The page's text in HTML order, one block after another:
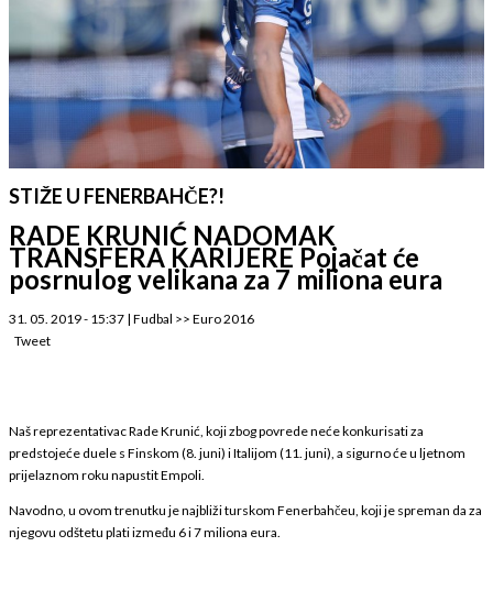
STIŽE U FENERBAHČE?!
RADE KRUNIĆ NADOMAK
TRANSFERA KARIJERE Pojačat će
posrnulog velikana za 7 miliona eura
31. 05. 2019 - 15:37 | Fudbal >> Euro 2016
Tweet
Naš reprezentativac Rade Krunić, koji zbog povrede neće konkurisati za
predstojeće duele s Finskom (8. juni) i Italijom (11. juni), a sigurno će u ljetnom
prijelaznom roku napustit Empoli.
Navodno, u ovom trenutku je najbliži turskom Fenerbahčeu, koji je spreman da za
njegovu odštetu plati između 6 i 7 miliona eura.